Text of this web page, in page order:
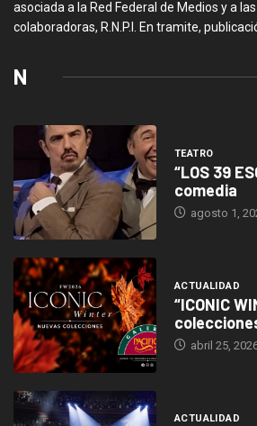
asociada a la Red Federal de Medios y a
colaboradoras, R.N.P.I. En tramite,
N
TEATRO
“LOS 39
comedia
agosto 1,
ACTUALIDAD
“ICONIC
abril 25,
ACTUALIDAD